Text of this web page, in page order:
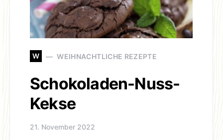
W WEIHNACHTLICHE REZEPTE
Schokoladen-Nuss-
Kekse
21. November 2022